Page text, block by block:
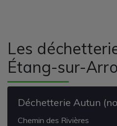
Les
Étang-sur-
Déchetterie Autun
Chemin des Rivières